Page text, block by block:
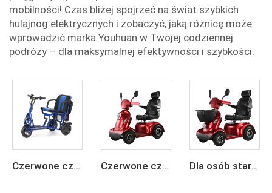
mobilności! Czas bliżej spojrzeć na świat szybkich
hulajnog elektrycznych i zobaczyć, jaką różnicę może
wprowadzić marka Youhuan w Twojej codziennej
podróży – dla maksymalnej efektywności i szybkości.
Czerwone czterokołowe elektryczne krzesło inwalidzkie dla seniorów Czerwone czterokołowe elektryczne krzesło inwalidzkie dla seniorów Dla osób starszych, 4-kołowy elektryczny wózek mobilności do podróżowania